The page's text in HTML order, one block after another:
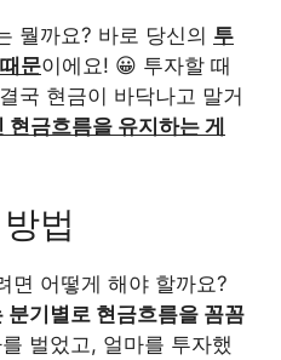
뭘까요? 바로 당신의 투
문이에요! 😀 투자할 때
국 현금이 바닥나고 말거
현금흐름을 유지하는 게
법
면 어떻게 해야 할까요?
분기별로 현금흐름을 꼼꼼
벌었고, 얼마를 투자했